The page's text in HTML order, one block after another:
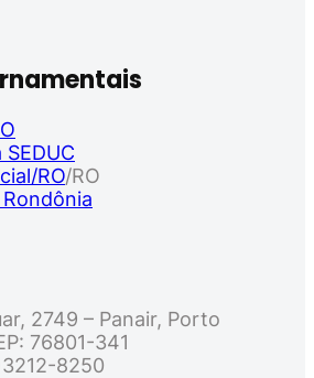
RO/RO
2749 – Panair, Porto
76801-341
8250